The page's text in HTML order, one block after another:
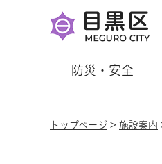
防災・安全
トップページ > 施設案内